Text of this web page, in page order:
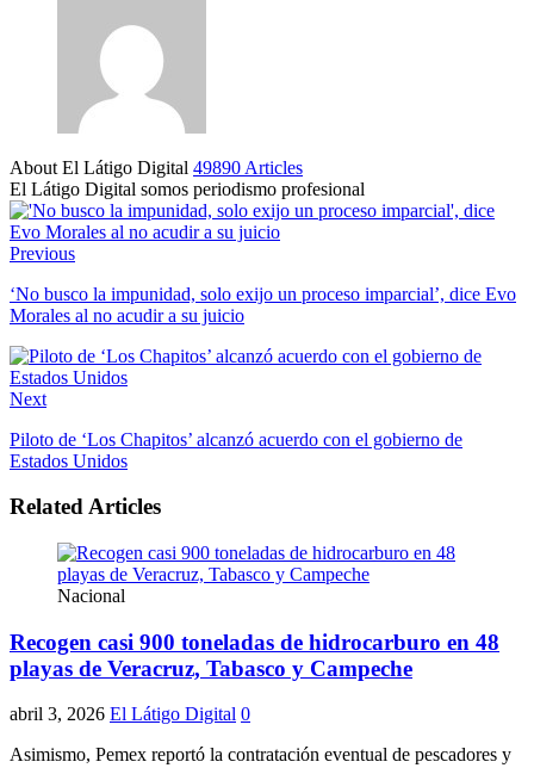
About El Látigo Digital 49890 Articles
El Látigo Digital somos periodismo profesional
Website
Facebook
Previous
‘No busco la impunidad, solo exijo un proceso imparcial’, dice Evo
Morales al no acudir a su juicio
Next
Piloto de ‘Los Chapitos’ alcanzó acuerdo con el gobierno de
Estados Unidos
Related Articles
Nacional
Recogen casi 900 toneladas de hidrocarburo en 48
playas de Veracruz, Tabasco y Campeche
abril 3, 2026 El Látigo Digital 0
Asimismo, Pemex reportó la contratación eventual de pescadores y